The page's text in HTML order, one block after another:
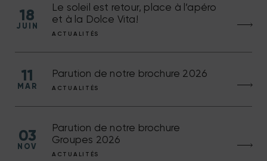
18
JUIN
Le soleil est retour, place à l’apéro
et à la Dolce Vita!
ACTUALITÉS
11
MAR
Parution de notre brochure 2026
ACTUALITÉS
03
NOV
Parution de notre brochure
Groupes 2026
ACTUALITÉS